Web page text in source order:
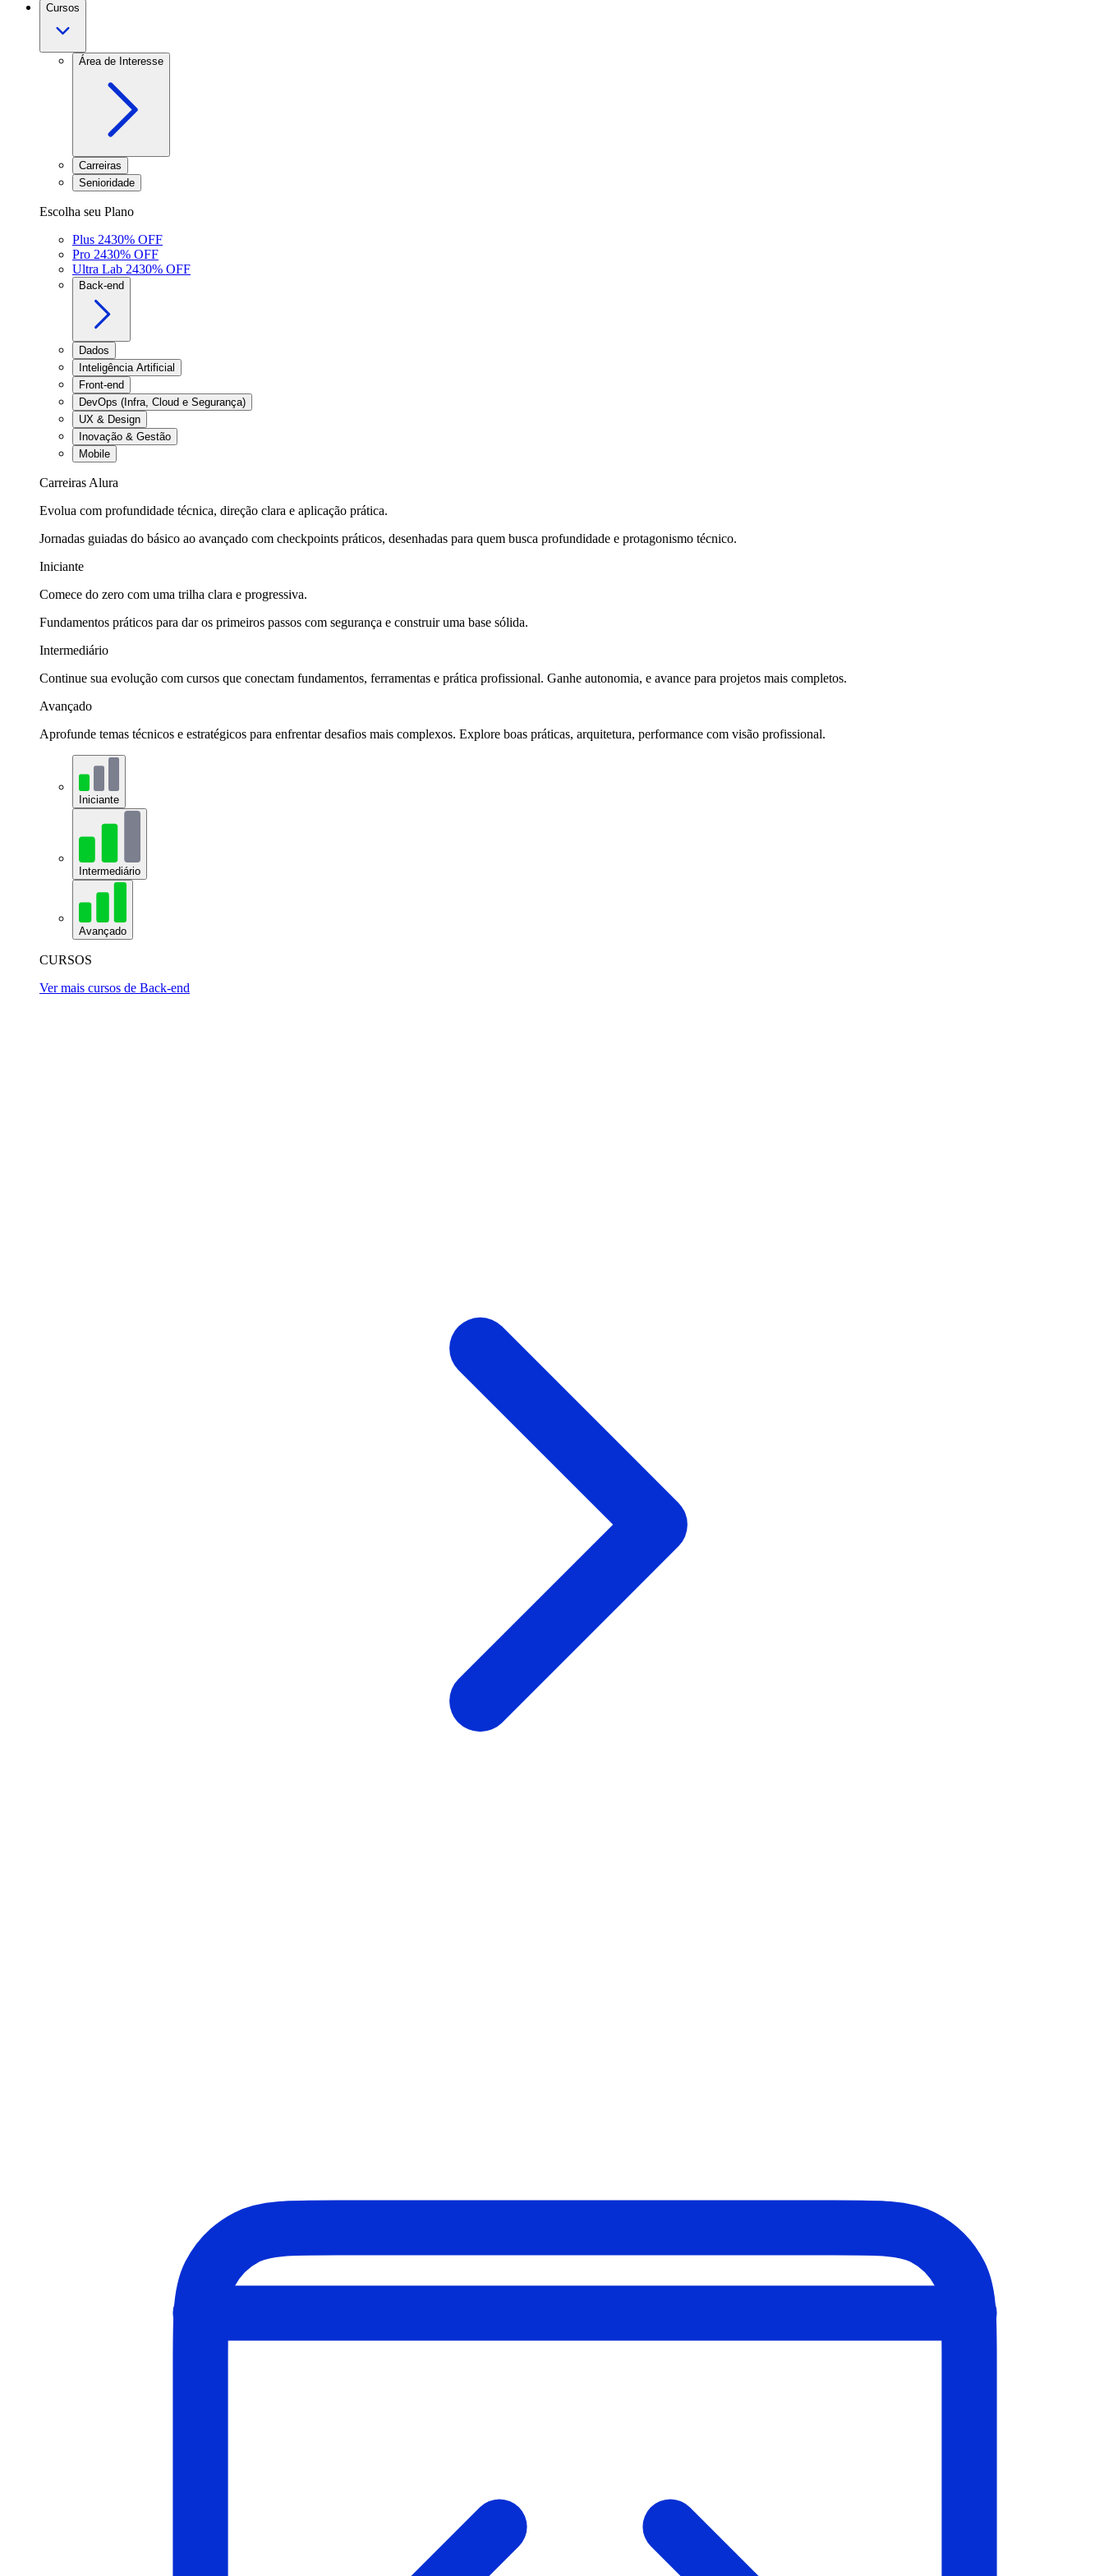
Cursos
Área de Interesse
Carreiras
Senioridade
Escolha seu Plano
Plus 2430% OFF
Pro 2430% OFF
Ultra Lab 2430% OFF
Back-end
Dados
Inteligência Artificial
Front-end
DevOps (Infra, Cloud e Segurança)
UX & Design
Inovação & Gestão
Mobile
Carreiras Alura
Evolua com profundidade técnica, direção clara e aplicação prática.
Jornadas guiadas do básico ao avançado com checkpoints práticos, desenhadas para quem busca profundidade e protagonismo técnico.
Iniciante
Comece do zero com uma trilha clara e progressiva.
Fundamentos práticos para dar os primeiros passos com segurança e construir uma base sólida.
Intermediário
Continue sua evolução com cursos que conectam fundamentos, ferramentas e prática profissional. Ganhe autonomia, e avance para projetos mais completos.
Avançado
Aprofunde temas técnicos e estratégicos para enfrentar desafios mais complexos. Explore boas práticas, arquitetura, performance com visão profissional.
Iniciante
Intermediário
Avançado
CURSOS
Ver mais cursos de Back-end